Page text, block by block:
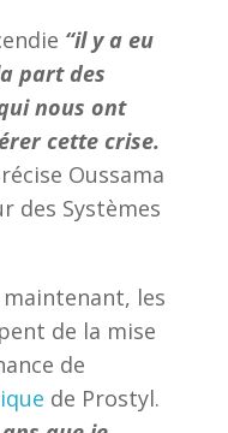
“il y a eu
part des
nous ont
cette crise.
Oussama
des Systèmes
les
de la mise
de
de Prostyl.